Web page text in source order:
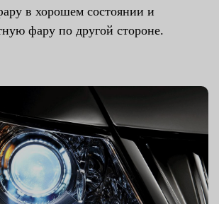
в хорошем состоянии и
фару по другой стороне.